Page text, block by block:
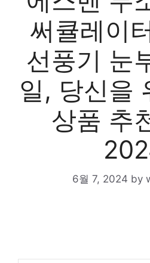
써큘레이
선풍기 눈
일, 당신을
상품 추
6월 7, 2024 by